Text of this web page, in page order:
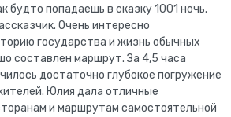
будто попадаешь в сказку 1001 ночь.
Очень интересно
государства и жизнь обычных
составлен маршрут. За 4,5 часа
достаточно глубокое погружение
Юлия дала отличные
и маршрутам самостоятельной